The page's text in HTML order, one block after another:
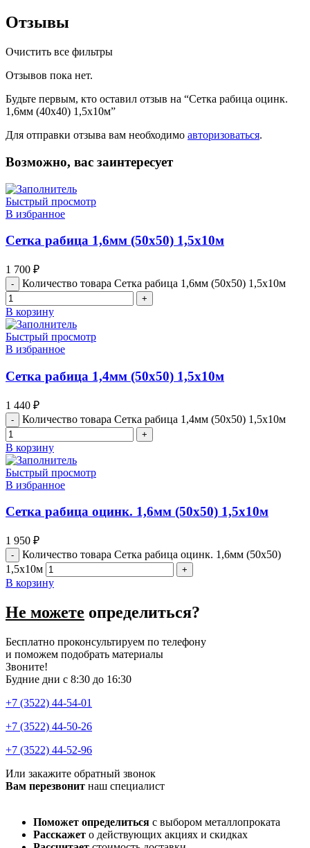
Отзывы
Очистить все фильтры
Отзывов пока нет.
Будьте первым, кто оставил отзыв на “Сетка рабица оцинк.
1,6мм (40х40) 1,5х10м”
Для отправки отзыва вам необходимо авторизоваться.
Возможно, вас заинтересует
Быстрый просмотр
В избранное
Сетка рабица 1,6мм (50х50) 1,5х10м
1 700 ₽
Количество товара Сетка рабица 1,6мм (50х50) 1,5х10м
В корзину
Быстрый просмотр
В избранное
Сетка рабица 1,4мм (50х50) 1,5х10м
1 440 ₽
Количество товара Сетка рабица 1,4мм (50х50) 1,5х10м
В корзину
Быстрый просмотр
В избранное
Сетка рабица оцинк. 1,6мм (50х50) 1,5х10м
1 950 ₽
Количество товара Сетка рабица оцинк. 1,6мм (50х50)
1,5х10м
В корзину
Не можете определиться?
Бесплатно проконсультируем по телефону
и поможем подобрать материалы
Звоните!
Будние дни с 8:30 до 16:30
+7 (3522) 44-54-01
+7 (3522) 44-50-26
+7 (3522) 44-52-96
Или закажите обратный звонок
Вам перезвонит наш специалист
Поможет определиться с выбором металлопроката
Расскажет о действующих акциях и скидках